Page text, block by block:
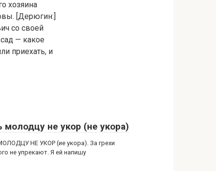
хозяина
[Дерюгин:]
со своей
— какое
приехать, и
молодцу не укор (не укора)
НЕ УКОР (ие укора). За грехи
не упрекают. Я ей напишу